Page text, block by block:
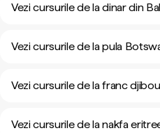
Vezi cursurile de la dinar din
Vezi cursurile de la pula
Vezi cursurile de la franc
Vezi cursurile de la nakfa